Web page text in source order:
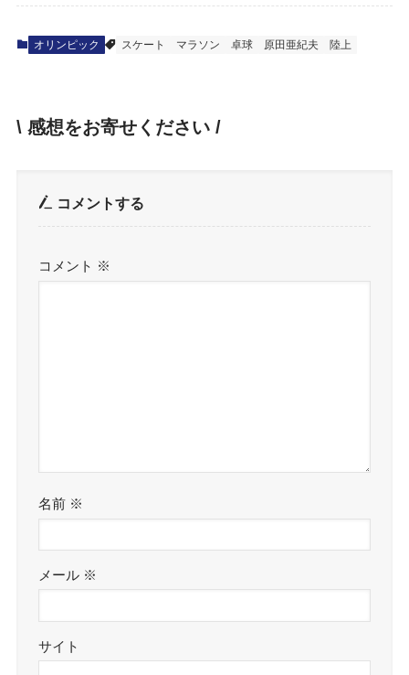
オリンピック スケート マラソン 卓球 原田亜紀夫 陸上
\ 感想をお寄せください /
コメントする
コメント ※
名前 ※
メール ※
サイト